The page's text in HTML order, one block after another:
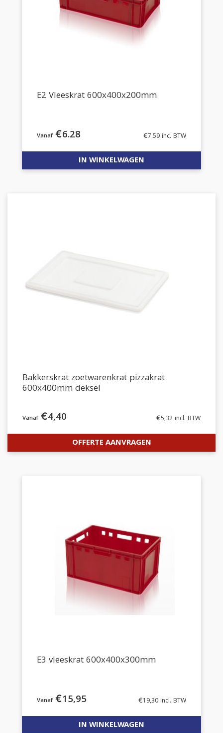
E2 Vleeskrat 600x400x200mm
€6.28 €7.59 inc. BTW
IN WINKELWAGEN
Bakkerskrat zoetwarenkrat pizzakrat
600x400mm deksel
€4,40 €5,32 incl. BTW
OFFERTE AANVRAGEN
E3 vleeskrat 600x400x300mm
€15,95 €19,30 incl. BTW
IN WINKELWAGEN